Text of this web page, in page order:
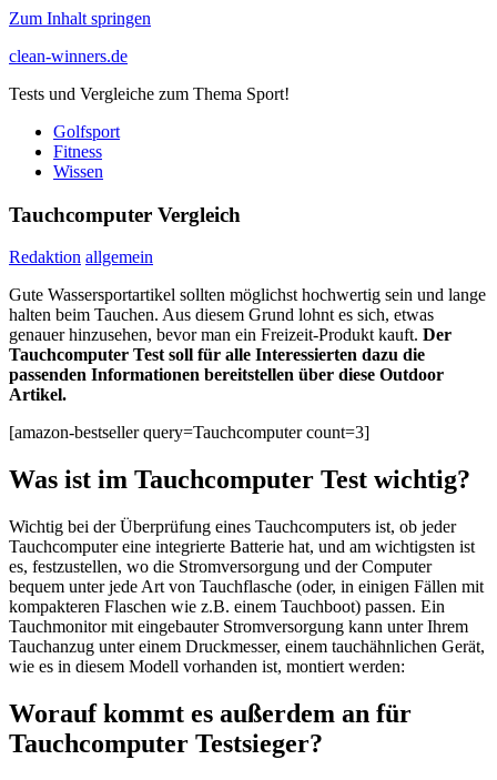
Zum Inhalt springen
clean-winners.de
Tests und Vergleiche zum Thema Sport!
Golfsport
Fitness
Wissen
Tauchcomputer Vergleich
Redaktion allgemein
Gute Wassersportartikel sollten möglichst hochwertig sein und lange
halten beim Tauchen. Aus diesem Grund lohnt es sich, etwas
genauer hinzusehen, bevor man ein Freizeit-Produkt kauft. Der
Tauchcomputer Test soll für alle Interessierten dazu die
passenden Informationen bereitstellen über diese Outdoor
Artikel.
[amazon-bestseller query=Tauchcomputer count=3]
Was ist im Tauchcomputer Test wichtig?
Wichtig bei der Überprüfung eines Tauchcomputers ist, ob jeder
Tauchcomputer eine integrierte Batterie hat, und am wichtigsten ist
es, festzustellen, wo die Stromversorgung und der Computer
bequem unter jede Art von Tauchflasche (oder, in einigen Fällen mit
kompakteren Flaschen wie z.B. einem Tauchboot) passen. Ein
Tauchmonitor mit eingebauter Stromversorgung kann unter Ihrem
Tauchanzug unter einem Druckmesser, einem tauchähnlichen Gerät,
wie es in diesem Modell vorhanden ist, montiert werden:
Worauf kommt es außerdem an für
Tauchcomputer Testsieger?